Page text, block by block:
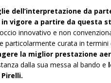
dell’interpretazione da
vigore a partire da questa
innovativo e non
curata in termini
la miglior prestazione
dalla sua messa al bando e